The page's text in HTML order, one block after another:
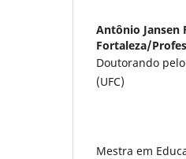
Antônio Jansen
Fortaleza/
Doutorando
(UFC)
Mestra em